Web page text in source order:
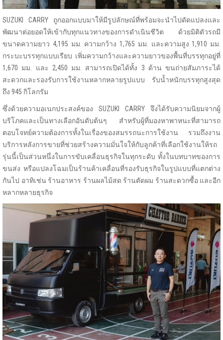
SUZUKI CARRY ถูกออกแบบมาให้มีรูปลักษณ์ที่พร้อมจะนำไปดัดแปลงและ
พัฒนาต่อยอดให้เข้ากับทุกแนวทางของการดำเนินชีวิต ด้วยมิติตัวรถมี
ขนาดความยาว 4,195 มม. ความกว้าง 1,765 มม. และความสูง 1,910 มม.
กระบะบรรทุกแบบเรียบ เพิ่มความกว้างและความยาวของพื้นที่บรรทุกอยู่ที่
1,670 มม. และ 2,450 มม. สามารถเปิดได้ทั้ง 3 ด้าน ขนถ่ายสัมภาระได้
สะดวกและรองรับการใช้งานหลากหลายรูปแบบ รับน้ำหนักบรรทุกสูงสุด
ถึง 945 กิโลกรัม
ซึ่งด้วยความอเนกประสงค์ของ SUZUKI CARRY จึงได้รับความนิยมจากผู้
บริโภคและเป็นทางเลือกอันดับต้นๆ สำหรับผู้ที่มองหาพาหนะที่สามารถ
ตอบโจทย์ความต้องการทั้งในเรื่องของสมรรถนะการใช้งาน รวมถึงงาน
บริการหลังการขายที่ช่วยสร้างความมั่นใจให้กับลูกค้าที่เลือกใช้งานให้รถ
รุ่นนี้เป็นส่วนหนึ่งในการขับเคลื่อนธุรกิจในทุกระดับ ทั้งในบทบาทของการ
ขนส่ง หรือแปลงโฉมเป็นร้านค้าเคลื่อนที่รองรับธุรกิจในรูปแบบที่แตกต่าง
กันไป อาทิเช่น ร้านอาหาร ร้านผลไม้สด ร้านตัดผม ร้านสะดวกซื้อ และอีก
หลากหลายธุรกิจ